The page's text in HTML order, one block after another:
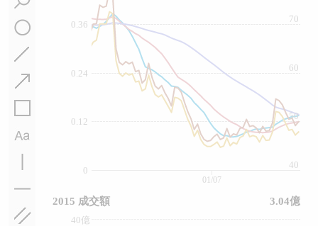
0
0.12
0.24
0.36
40
50
60
70
40億
01/07
2015 成交額 3.04億